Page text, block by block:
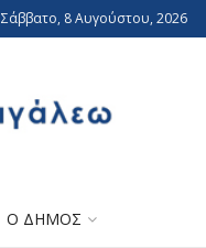
Σάββατο, 8 Αυγούστου, 2026
Ο ΔΗΜΟΣ